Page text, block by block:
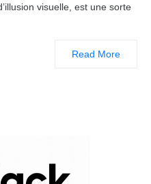
visuelle, est une sorte
Read More